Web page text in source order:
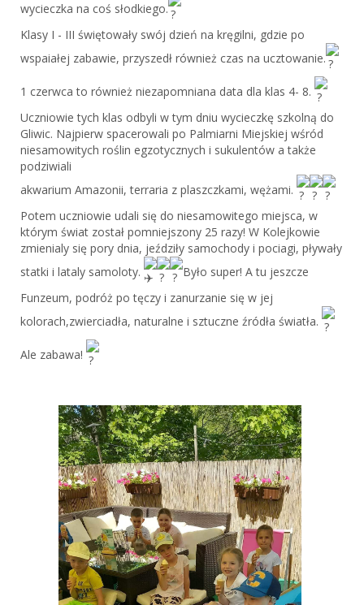
wycieczka na coś słodkiego.
Klasy I - III świętowały swój dzień na kręgilni, gdzie po
wspaiałej zabawie, przyszedł również czas na ucztowanie.
1 czerwca to również niezapomniana data dla klas 4- 8.
Uczniowie tych klas odbyli w tym dniu wycieczkę szkolną do
Gliwic. Najpierw spacerowali po Palmiarni Miejskiej wśród
niesamowitych roślin egzotycznych i sukulentów a także
podziwiali
akwarium Amazonii, terraria z plaszczkami, wężami.
Potem uczniowie udali się do niesamowitego miejsca, w
którym świat został pomniejszony 25 razy! W Kolejkowie
zmienialy się pory dnia, jeździły samochody i pociagi, pływały
statki i lataly samoloty.
Było super! A tu jeszcze
Funzeum, podróż po tęczy i zanurzanie się w jej
kolorach,zwierciadła, naturalne i sztuczne źródła światła.
Ale zabawa!